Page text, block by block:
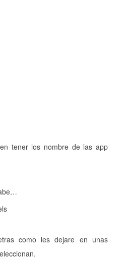
tener los nombre de las app
como les dejare en unas